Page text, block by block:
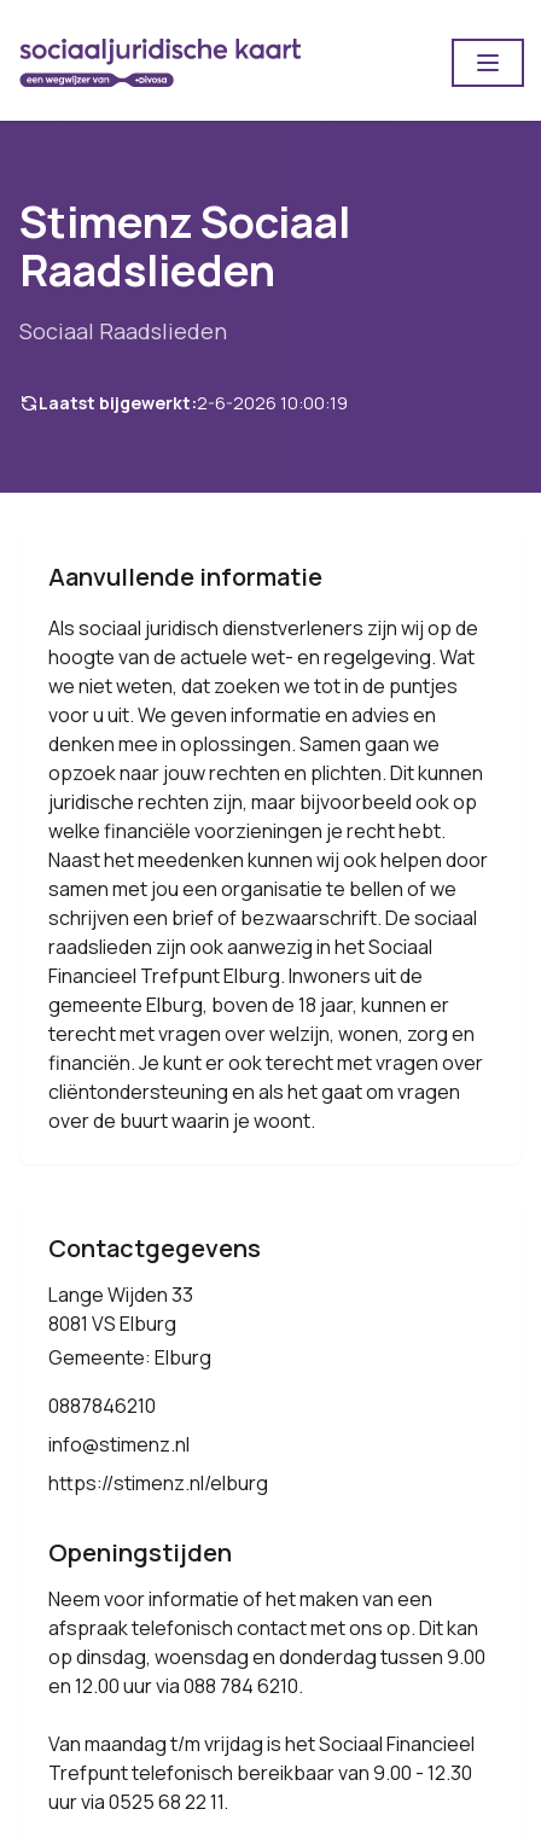
Stimenz Sociaal
Raadslieden
Sociaal Raadslieden
Laatst bijgewerkt:2-6-2026 10:00:19
Aanvullende informatie
Als sociaal juridisch dienstverleners zijn wij op de
hoogte van de actuele wet- en regelgeving. Wat
we niet weten, dat zoeken we tot in de puntjes
voor u uit. We geven informatie en advies en
denken mee in oplossingen. Samen gaan we
opzoek naar jouw rechten en plichten. Dit kunnen
juridische rechten zijn, maar bijvoorbeeld ook op
welke financiële voorzieningen je recht hebt.
Naast het meedenken kunnen wij ook helpen door
samen met jou een organisatie te bellen of we
schrijven een brief of bezwaarschrift. De sociaal
raadslieden zijn ook aanwezig in het Sociaal
Financieel Trefpunt Elburg. Inwoners uit de
gemeente Elburg, boven de 18 jaar, kunnen er
terecht met vragen over welzijn, wonen, zorg en
financiën. Je kunt er ook terecht met vragen over
cliëntondersteuning en als het gaat om vragen
over de buurt waarin je woont.
Contactgegevens
Lange Wijden 33
8081 VS Elburg
Gemeente: Elburg
0887846210
info@stimenz.nl
https://stimenz.nl/elburg
Openingstijden
Neem voor informatie of het maken van een
afspraak telefonisch contact met ons op. Dit kan
op dinsdag, woensdag en donderdag tussen 9.00
en 12.00 uur via 088 784 6210.
Van maandag t/m vrijdag is het Sociaal Financieel
Trefpunt telefonisch bereikbaar van 9.00 - 12.30
uur via 0525 68 22 11.